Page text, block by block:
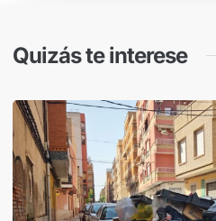
Quizás te interese